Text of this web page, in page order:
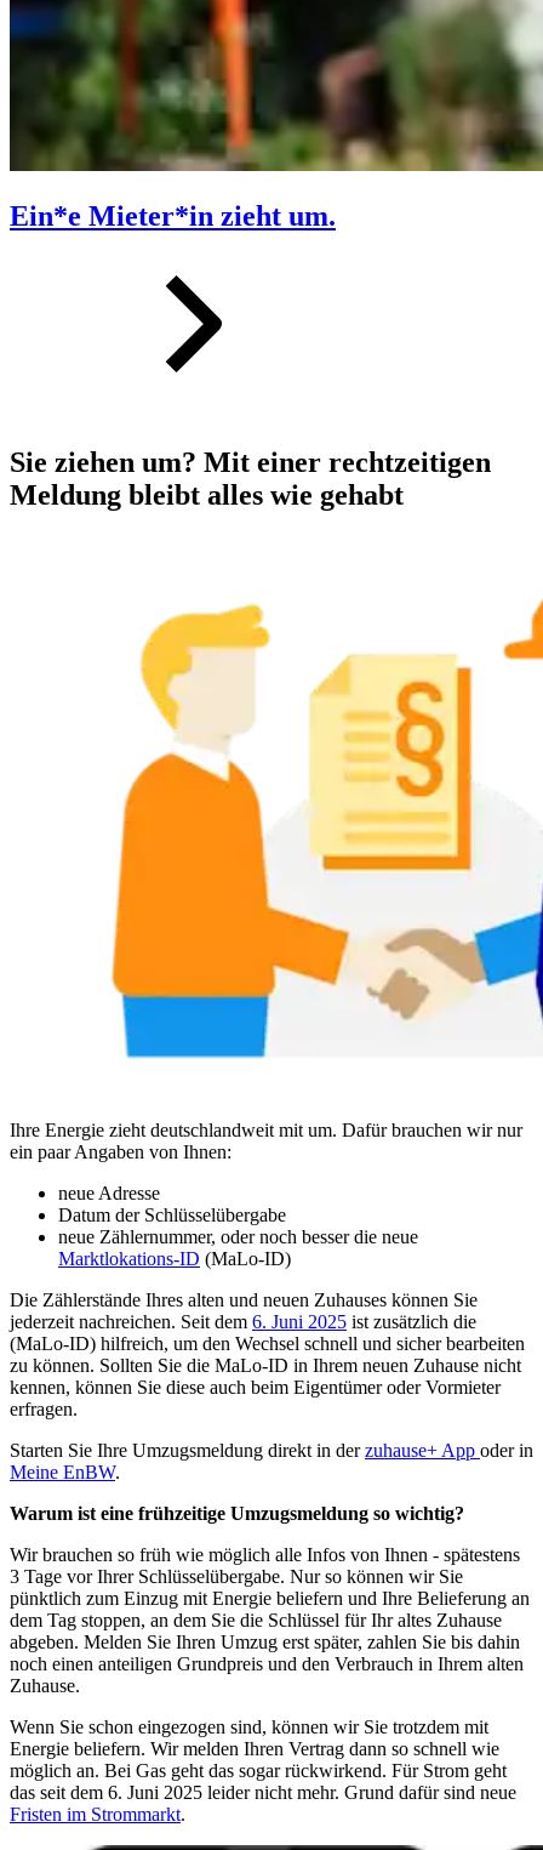
Ein*e Mieter*in zieht um.
Sie ziehen um? Mit einer rechtzeitigen
Meldung bleibt alles wie gehabt
Ihre Energie zieht deutschlandweit mit um. Dafür brauchen wir nur
ein paar Angaben von Ihnen:
neue Adresse
Datum der Schlüsselübergabe
neue Zählernummer, oder noch besser die neue
Marktlokations-ID (MaLo-ID)
Die Zählerstände Ihres alten und neuen Zuhauses können Sie
jederzeit nachreichen. Seit dem 6. Juni 2025 ist zusätzlich die
(MaLo-ID) hilfreich, um den Wechsel schnell und sicher bearbeiten
zu können. Sollten Sie die MaLo-ID in Ihrem neuen Zuhause nicht
kennen, können Sie diese auch beim Eigentümer oder Vormieter
erfragen.
Starten Sie Ihre Umzugsmeldung direkt in derzuhause+ App oder in
Meine EnBW.
Warum ist eine frühzeitige Umzugsmeldung so wichtig?
Wir brauchen so früh wie möglich alle Infos von Ihnen - spätestens
3 Tage vor Ihrer Schlüsselübergabe. Nur so können wir Sie
pünktlich zum Einzug mit Energie beliefern und Ihre Belieferung an
dem Tag stoppen, an dem Sie die Schlüssel für Ihr altes Zuhause
abgeben. Melden Sie Ihren Umzug erst später, zahlen Sie bis dahin
noch einen anteiligen Grundpreis und den Verbrauch in Ihrem alten
Zuhause.
Wenn Sie schon eingezogen sind, können wir Sie trotzdem mit
Energie beliefern. Wir melden Ihren Vertrag dann so schnell wie
möglich an. Bei Gas geht das sogar rückwirkend. Für Strom geht
das seit dem 6. Juni 2025 leider nicht mehr. Grund dafür sind neue
Fristen im Strommarkt.